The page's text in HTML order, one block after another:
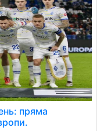
пряма